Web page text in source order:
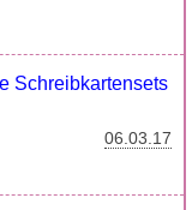
Schreibkartensets
06.03.17